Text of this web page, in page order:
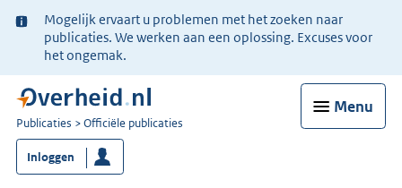
Ter
informatie:
Mogelijk ervaart u problemen met het zoeken naar
publicaties. We werken aan een oplossing. Excuses voor
het ongemak.
Menu
U
bent
nu
hier:
Publicaties Officiële publicaties
Inloggen